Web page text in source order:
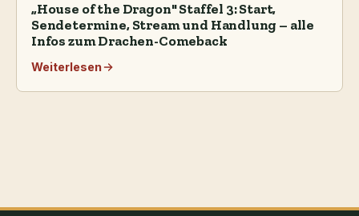
„House of the Dragon" Staffel 3: Start,
Sendetermine, Stream und Handlung – alle
Infos zum Drachen-Comeback
Weiterlesen